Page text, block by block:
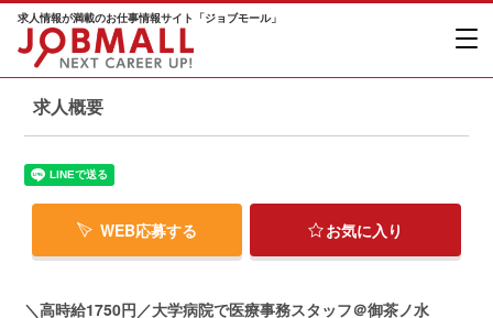
求人情報が満載のお仕事情報サイト「ジョブモール」
求人概要
WEB応募する お気に入り
＼高時給1750円／大学病院で医療事務スタッフ＠御茶ノ水